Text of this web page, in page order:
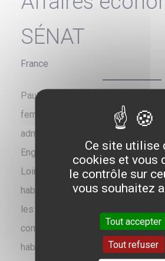
SÉNAT
France
Pauline Martin, née le 25
femme politique française
administratif et responsable
Engagée de longue date dans
Loiret, elle a été maire de
habitants) de 2008 à 2023. Elle
les fonctions de présidente de
communes des Terres du
habitants) entre 2017 et 2023.
Ce site utilise
cookies et vous
le contrôle sur
vous souhaitez
Tout accepter
Tout refuser